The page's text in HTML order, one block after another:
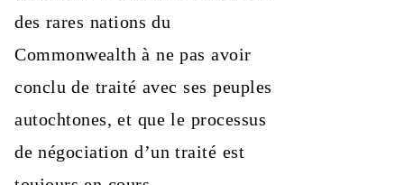
des rares nations du
Commonwealth à ne pas avoir
conclu de traité avec ses peuples
autochtones, et que le processus
de négociation d’un traité est